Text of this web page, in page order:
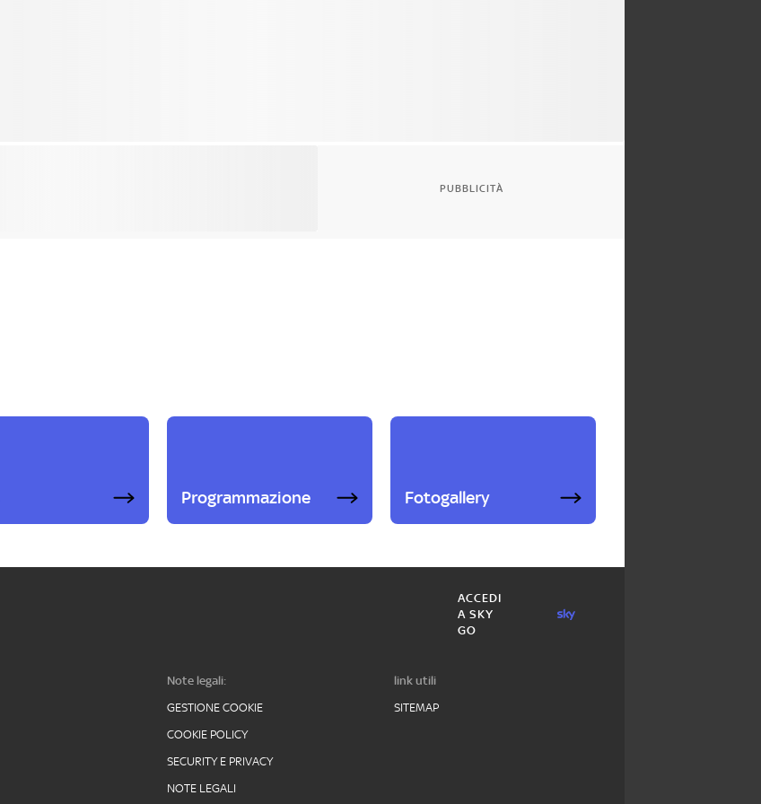
PUBBLICITÀ
Programmazione Fotogallery
ACCEDI
A SKY
GO
Note legali:
GESTIONE COOKIE
COOKIE POLICY
SECURITY E PRIVACY
NOTE LEGALI
link utili
SITEMAP